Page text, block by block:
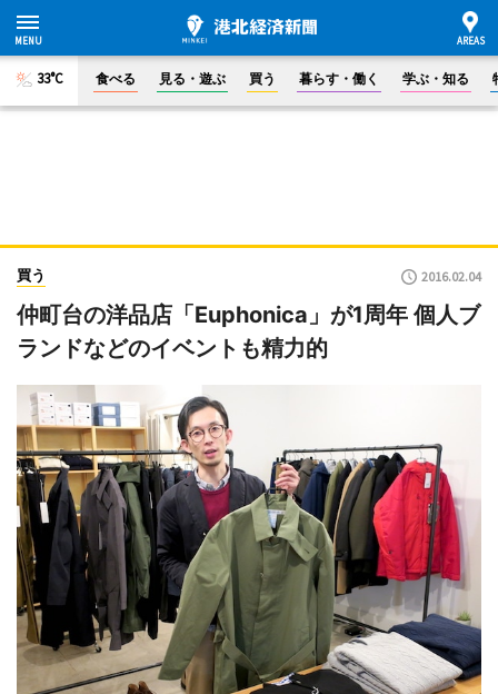
33°C 食べる 見る・遊ぶ 買う 暮らす・働く 学ぶ・知る
買う 2016.02.04
仲町台の洋品店「Euphonica」が1周年 個人ブ
ランドなどのイベントも精力的